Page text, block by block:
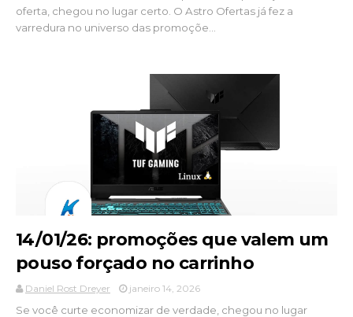
oferta, chegou no lugar certo. O Astro Ofertas já fez a
varredura no universo das promoçõe...
14/01/26: promoções que valem um
pouso forçado no carrinho
Daniel Rost Dreyer janeiro 14, 2026
Se você curte economizar de verdade, chegou no lugar